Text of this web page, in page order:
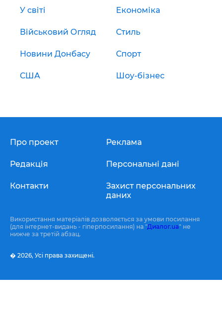
У світі Економіка
Військовий Огляд Стиль
Новини Донбасу Спорт
США Шоу-бізнес
Про проект
Редакція
Контакти
Реклама
Персональні дані
Захист персональних
даних
Використання матеріалів дозволяється за умови посилання
(для інтернет-видань - гіперпосилання) на "Диалог.ua" не
нижче за третій абзац.
� 2026, Усі права захищені.